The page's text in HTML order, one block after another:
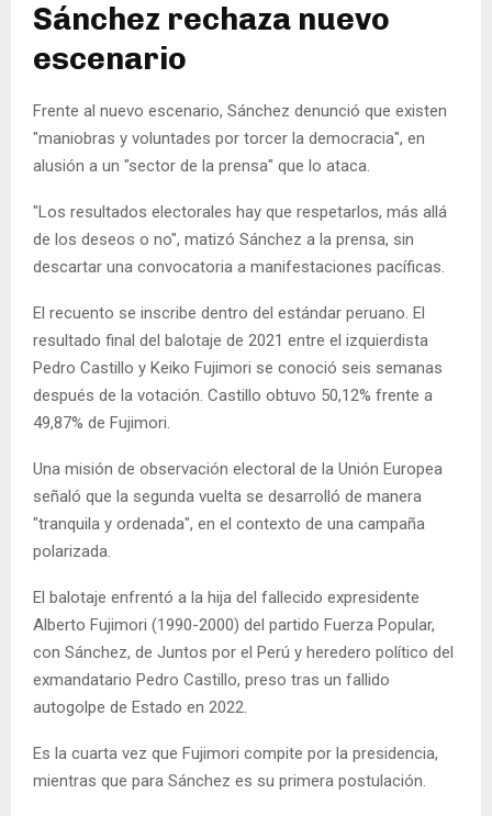
Sánchez rechaza nuevo
escenario
Frente al nuevo escenario, Sánchez denunció que existen
"maniobras y voluntades por torcer la democracia", en
alusión a un "sector de la prensa" que lo ataca.
"Los resultados electorales hay que respetarlos, más allá
de los deseos o no", matizó Sánchez a la prensa, sin
descartar una convocatoria a manifestaciones pacíficas.
El recuento se inscribe dentro del estándar peruano. El
resultado final del balotaje de 2021 entre el izquierdista
Pedro Castillo y Keiko Fujimori se conoció seis semanas
después de la votación. Castillo obtuvo 50,12% frente a
49,87% de Fujimori.
Una misión de observación electoral de la Unión Europea
señaló que la segunda vuelta se desarrolló de manera
"tranquila y ordenada", en el contexto de una campaña
polarizada.
El balotaje enfrentó a la hija del fallecido expresidente
Alberto Fujimori (1990-2000) del partido Fuerza Popular,
con Sánchez, de Juntos por el Perú y heredero político del
exmandatario Pedro Castillo, preso tras un fallido
autogolpe de Estado en 2022.
Es la cuarta vez que Fujimori compite por la presidencia,
mientras que para Sánchez es su primera postulación.